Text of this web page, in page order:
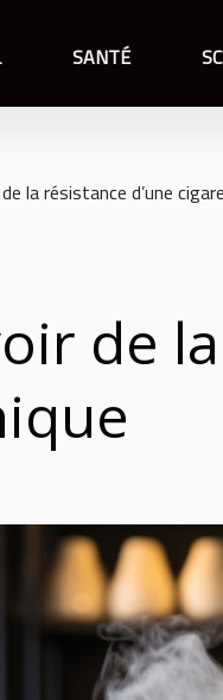
SANTÉ
la résistance d’une
de